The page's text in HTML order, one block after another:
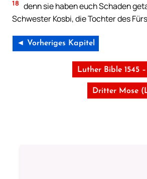
18 denn sie haben euch Schaden
Schwester Kosbi, die Tochter des
◄ Vorheriges Kapitel
Luther Bible 1545
Dritter Mose